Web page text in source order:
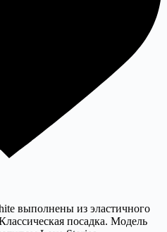
выполнены из эластичного
посадка. Модель